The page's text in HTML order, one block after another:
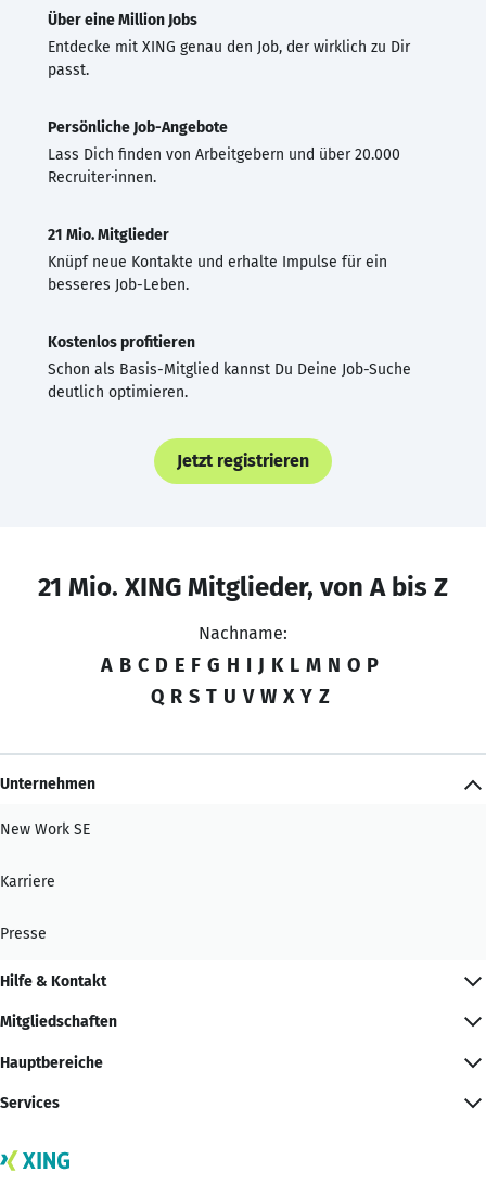
Über eine Million Jobs
Entdecke mit XING genau den Job, der wirklich zu Dir
passt.
Persönliche Job-Angebote
Lass Dich finden von Arbeitgebern und über 20.000
Recruiter·innen.
21 Mio. Mitglieder
Knüpf neue Kontakte und erhalte Impulse für ein
besseres Job-Leben.
Kostenlos profitieren
Schon als Basis-Mitglied kannst Du Deine Job-Suche
deutlich optimieren.
Jetzt registrieren
21 Mio. XING Mitglieder, von A bis Z
Nachname:
A B C D E F G H I J K L M N O P
Q R S T U V W X Y Z
Unternehmen
New Work SE
Karriere
Presse
Hilfe & Kontakt
Mitgliedschaften
Hauptbereiche
Services